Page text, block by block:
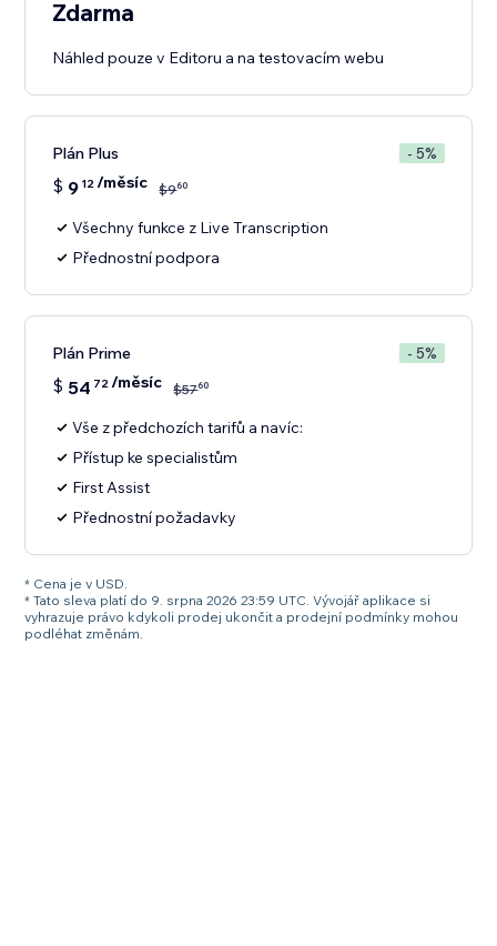
Zdarma
Náhled pouze v Editoru a na testovacím webu
Plán Plus - 5%
$ 9 12/měsíc $960
Všechny funkce z Live Transcription
Přednostní podpora
Plán Prime - 5%
$ 54 72/měsíc $5760
Vše z předchozích tarifů a navíc:
Přístup ke specialistům
First Assist
Přednostní požadavky
* Cena je v USD.
* Tato sleva platí do 9. srpna 2026 23:59 UTC. Vývojář aplikace si
vyhrazuje právo kdykoli prodej ukončit a prodejní podmínky mohou
podléhat změnám.